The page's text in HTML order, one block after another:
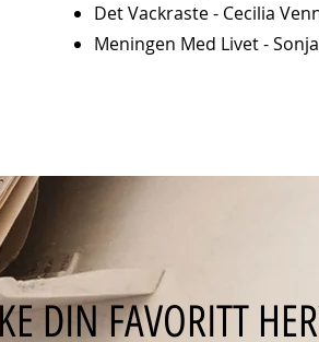
Det Vackraste - Cecilia
Meningen Med Livet -
DIN FAVORITT